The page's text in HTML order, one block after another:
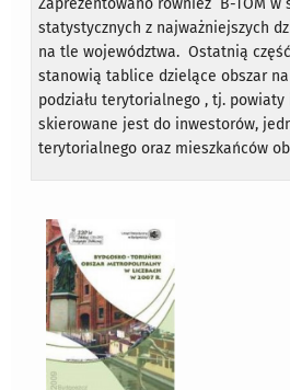
Zaprezentowano również B-TOM w
statystycznych z najważniejszych
na tle województwa. Ostatnią
stanowią tablice dzielące obszar
podziału terytorialnego , tj. powiaty
skierowane jest do inwestorów,
terytorialnego oraz mieszkańców